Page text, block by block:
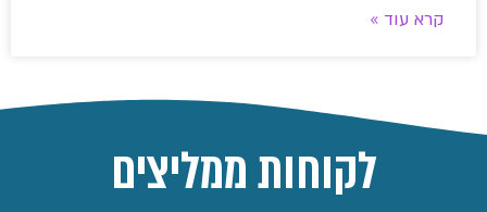
קרא עוד »
לקוחות ממליצים